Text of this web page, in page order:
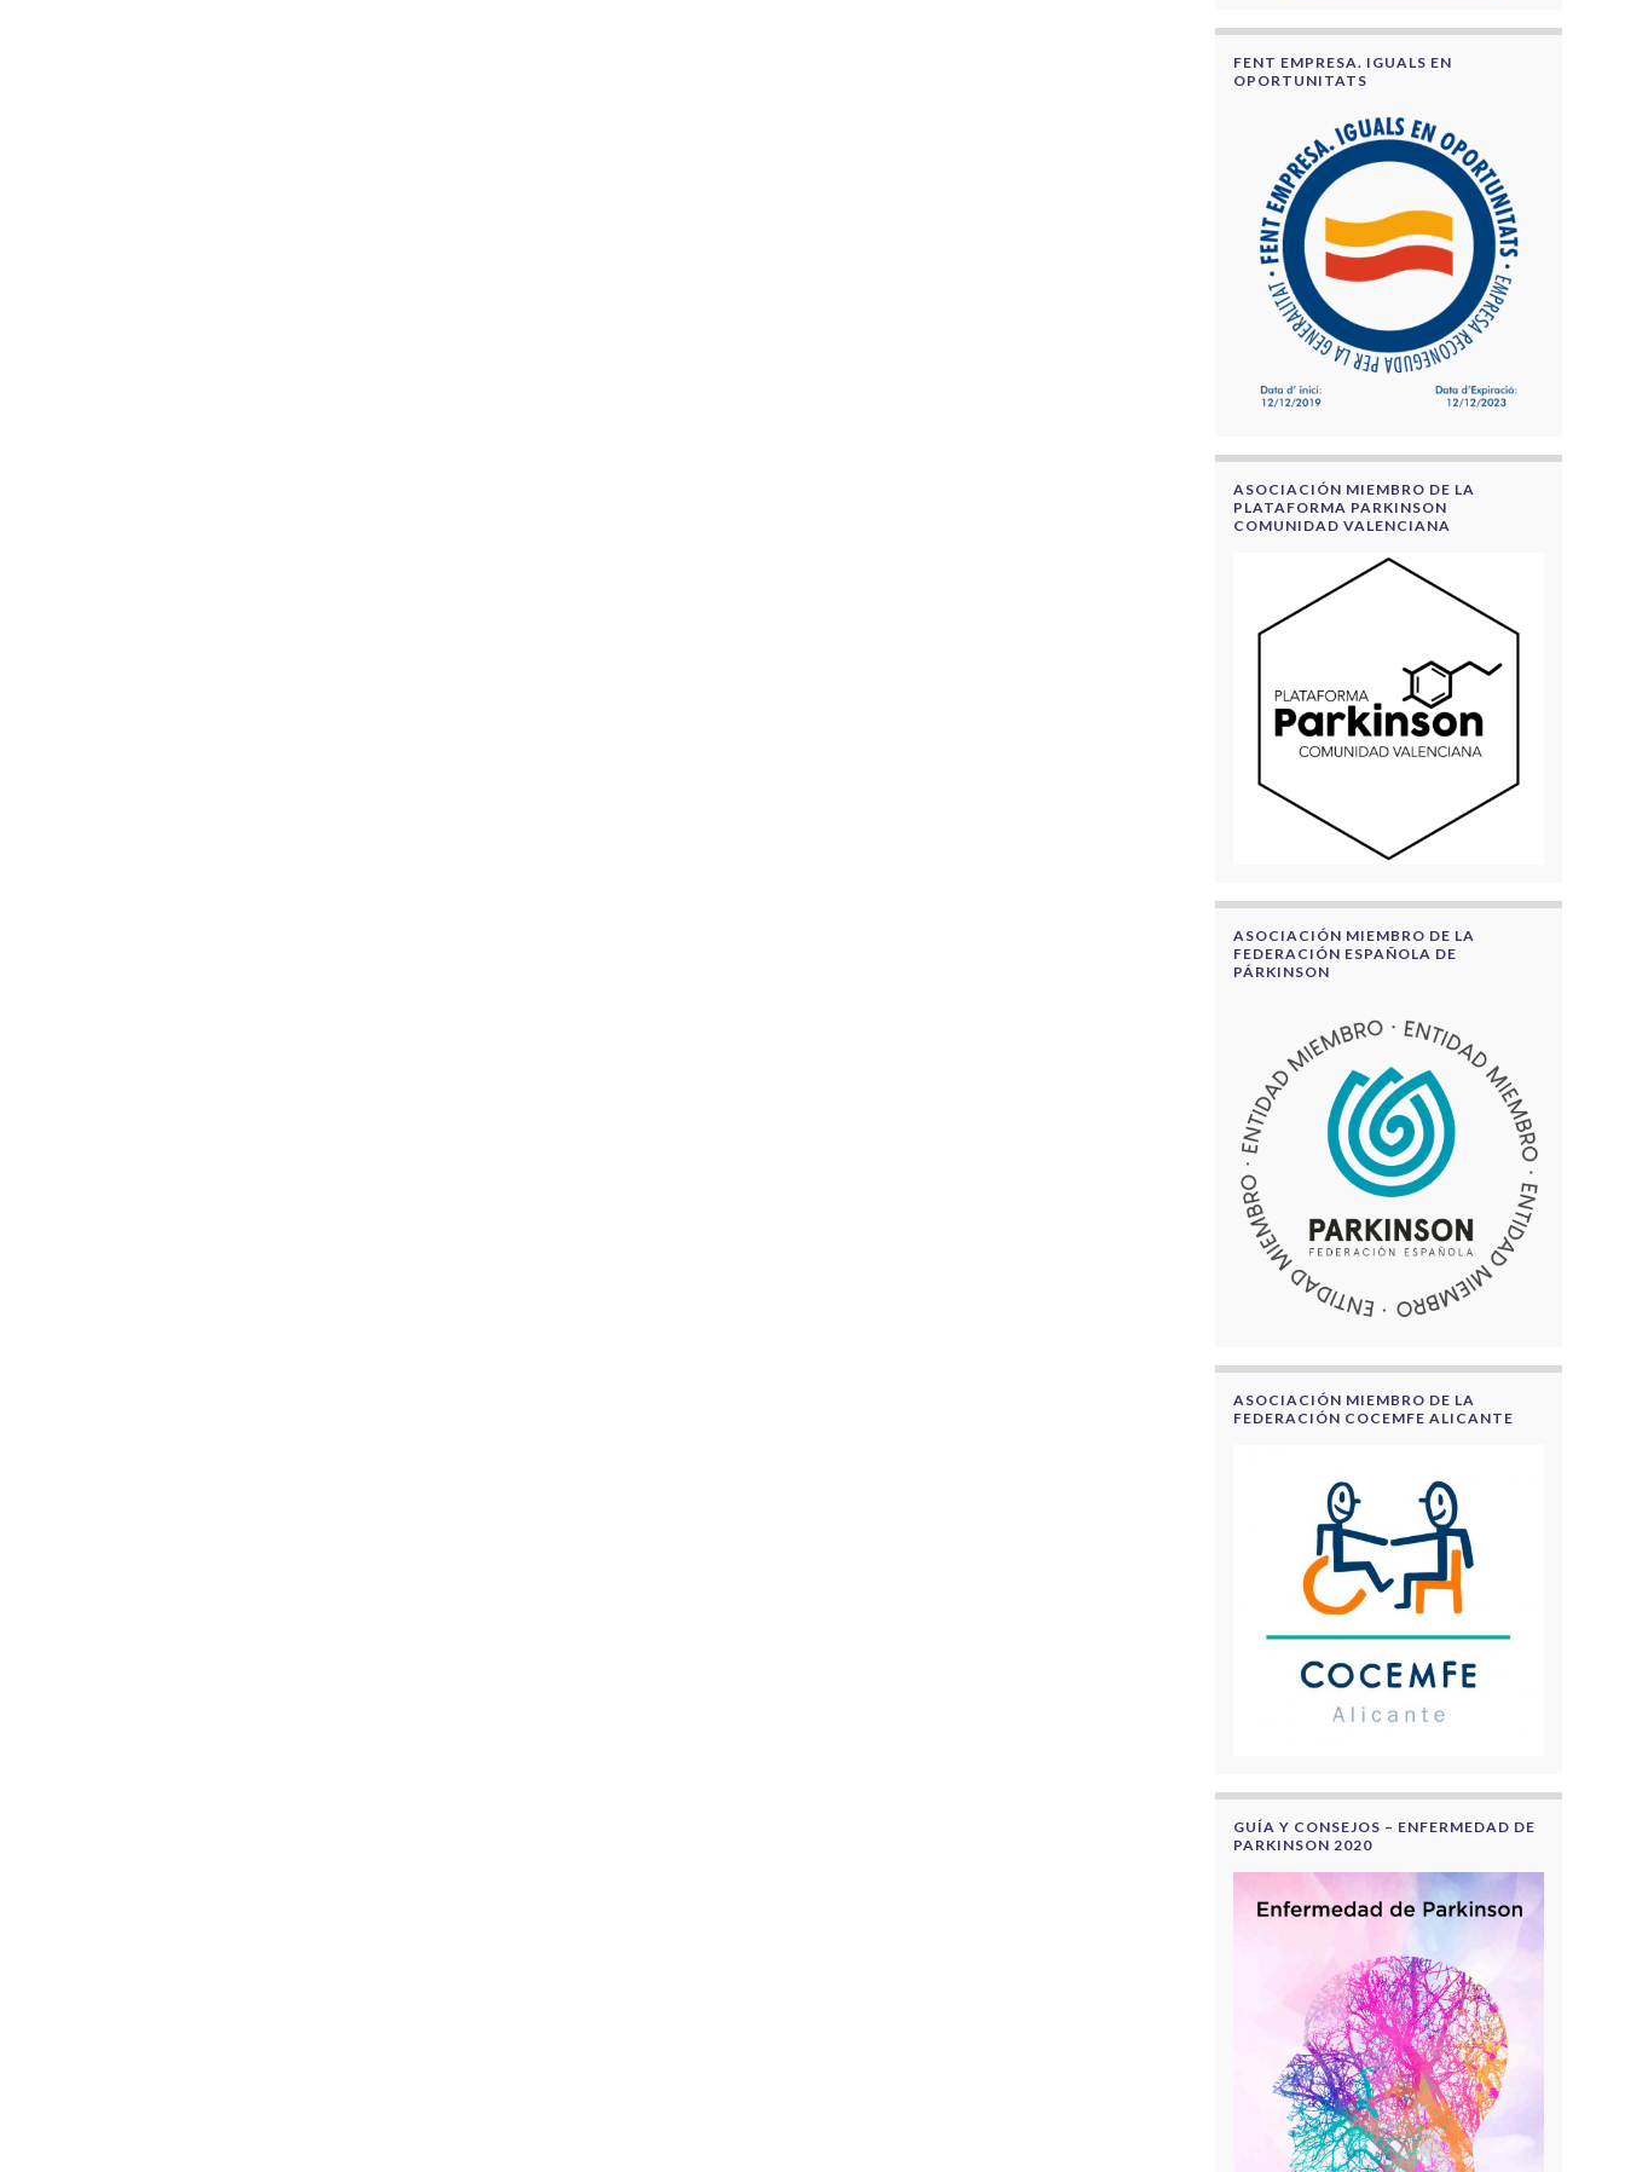
FENT EMPRESA. IGUALS EN
OPORTUNITATS
ASOCIACIÓN MIEMBRO DE LA
PLATAFORMA PARKINSON
COMUNIDAD VALENCIANA
ASOCIACIÓN MIEMBRO DE LA
FEDERACIÓN ESPAÑOLA DE
PÁRKINSON
ASOCIACIÓN MIEMBRO DE LA
FEDERACIÓN COCEMFE ALICANTE
GUÍA Y CONSEJOS – ENFERMEDAD DE
PARKINSON 2020